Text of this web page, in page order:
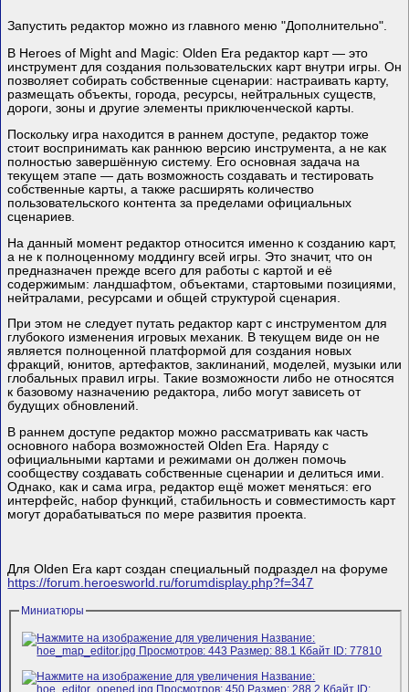
Запустить редактор можно из главного меню "Дополнительно".
В Heroes of Might and Magic: Olden Era редактор карт — это
инструмент для создания пользовательских карт внутри игры. Он
позволяет собирать собственные сценарии: настраивать карту,
размещать объекты, города, ресурсы, нейтральных существ,
дороги, зоны и другие элементы приключенческой карты.
Поскольку игра находится в раннем доступе, редактор тоже
стоит воспринимать как раннюю версию инструмента, а не как
полностью завершённую систему. Его основная задача на
текущем этапе — дать возможность создавать и тестировать
собственные карты, а также расширять количество
пользовательского контента за пределами официальных
сценариев.
На данный момент редактор относится именно к созданию карт,
а не к полноценному моддингу всей игры. Это значит, что он
предназначен прежде всего для работы с картой и её
содержимым: ландшафтом, объектами, стартовыми позициями,
нейтралами, ресурсами и общей структурой сценария.
При этом не следует путать редактор карт с инструментом для
глубокого изменения игровых механик. В текущем виде он не
является полноценной платформой для создания новых
фракций, юнитов, артефактов, заклинаний, моделей, музыки или
глобальных правил игры. Такие возможности либо не относятся
к базовому назначению редактора, либо могут зависеть от
будущих обновлений.
В раннем доступе редактор можно рассматривать как часть
основного набора возможностей Olden Era. Наряду с
официальными картами и режимами он должен помочь
сообществу создавать собственные сценарии и делиться ими.
Однако, как и сама игра, редактор ещё может меняться: его
интерфейс, набор функций, стабильность и совместимость карт
могут дорабатываться по мере развития проекта.
Для Olden Era карт создан специальный подраздел на форуме
https://forum.heroesworld.ru/forumdisplay.php?f=347
Миниатюры